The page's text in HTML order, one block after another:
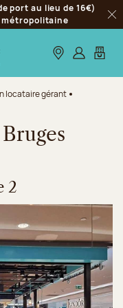
port au lieu de 16€)
métropolitaine
Nos boutiques
S’identifier
Mon
locataire gérant
2